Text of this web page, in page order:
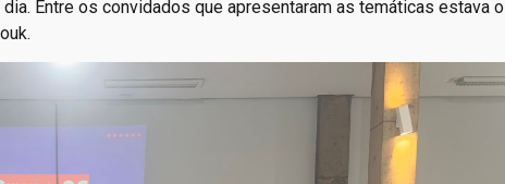
Entre os convidados que apresentaram as temáticas estava o